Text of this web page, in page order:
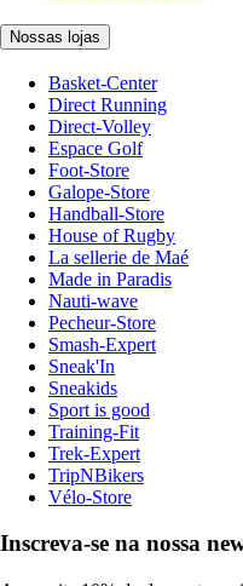
Nossas lojas
Basket-Center
Direct Running
Direct-Volley
Espace Golf
Foot-Store
Galope-Store
Handball-Store
House of Rugby
La sellerie de Maé
Made in Paradis
Nauti-wave
Pecheur-Store
Smash-Expert
Sneak'In
Sneakids
Sport is good
Training-Fit
Trek-Expert
TripNBikers
Vélo-Store
Inscreva-se na nossa